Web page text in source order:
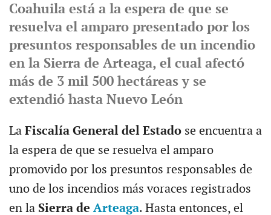
Coahuila está a la espera de que se
resuelva el amparo presentado por los
presuntos responsables de un incendio
en la Sierra de Arteaga, el cual afectó
más de 3 mil 500 hectáreas y se
extendió hasta Nuevo León
La Fiscalía General del Estado se encuentra a
la espera de que se resuelva el amparo
promovido por los presuntos responsables de
uno de los incendios más voraces registrados
en la Sierra de Arteaga. Hasta entonces, el